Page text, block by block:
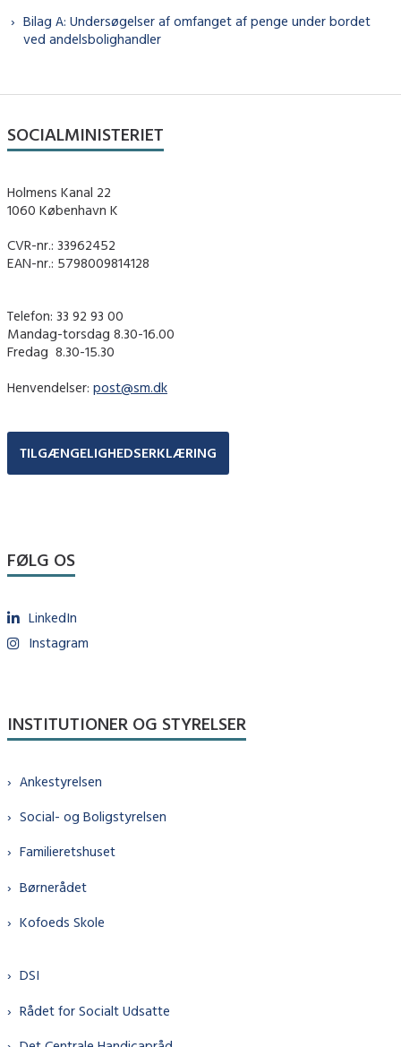
Bilag A: Undersøgelser af omfanget af penge under bordet
ved andelsbolighandler
SOCIALMINISTERIET
Holmens Kanal 22
1060 København K
CVR-nr.: 33962452
EAN-nr.: 5798009814128
Telefon: 33 92 93 00
Mandag-torsdag 8.30-16.00
Fredag ​ 8.30-15.30
Henvendelser: post@sm.dk
TILGÆNGELIGHEDSERKLÆRING
FØLG OS
LinkedIn
Instagram
INSTITUTIONER OG STYRELSER
Ankestyrelsen
Social- og Boligstyrelsen
Familieretshuset
Børnerådet
Kofoeds Skole
DSI
Rådet for Socialt Udsatte